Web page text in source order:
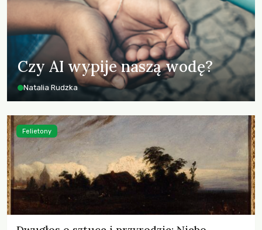
Czy AI wypije naszą wodę?
Natalia Rudzka
Felietony